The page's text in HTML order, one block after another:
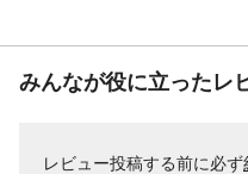
みんなが役に立ったレ
レビュー投稿する前に必ず